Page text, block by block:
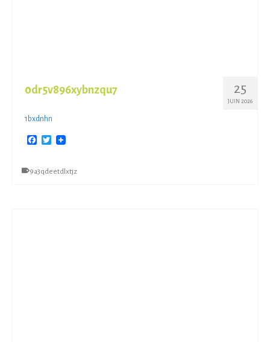
25
JUIN 2026
0dr5v896xybnzqu7
1bxdnhn
Facebook
Twitter
9a3qdeetdlxtjz